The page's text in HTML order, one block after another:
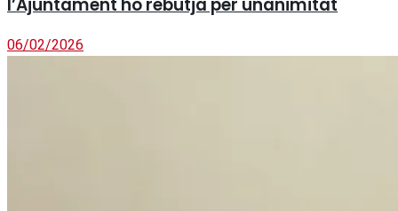
l’Ajuntament ho rebutja per unanimitat
06/02/2026